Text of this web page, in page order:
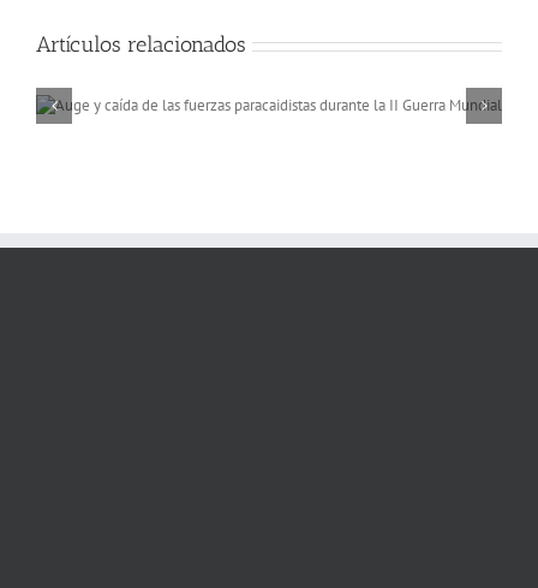
Artículos relacionados
Memorias de África,